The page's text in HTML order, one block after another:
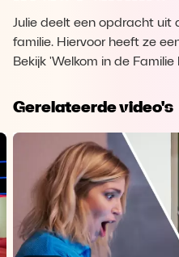
Julie deelt een opdracht uit
familie. Hiervoor heeft ze
Bekijk 'Welkom in de
Gerelateerde video's